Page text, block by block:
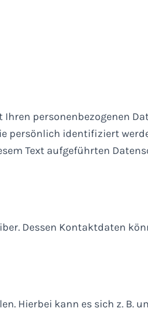
personenbezogenen
persönlich identifiziert
Text aufgeführten
Dessen Kontaktdaten
Hierbei kann es sich z. B.